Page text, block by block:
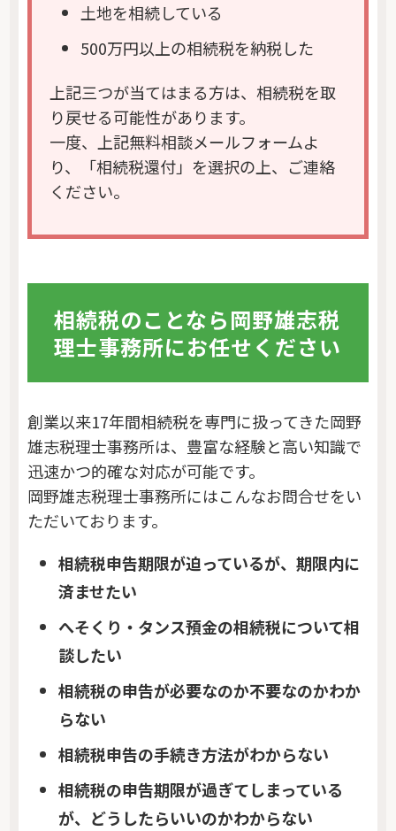
土地を相続している
500万円以上の相続税を納税した
上記三つが当てはまる方は、相続税を取
り戻せる可能性があります。
一度、上記無料相談メールフォームよ
り、「相続税還付」を選択の上、ご連絡
ください。
相続税のことなら岡野雄志税
理士事務所にお任せください
創業以来17年間相続税を専門に扱ってきた岡野
雄志税理士事務所は、豊富な経験と高い知識で
迅速かつ的確な対応が可能です。
岡野雄志税理士事務所にはこんなお問合せをい
ただいております。
相続税申告期限が迫っているが、期限内に
済ませたい
へそくり・タンス預金の相続税について相
談したい
相続税の申告が必要なのか不要なのかわか
らない
相続税申告の手続き方法がわからない
相続税の申告期限が過ぎてしまっている
が、どうしたらいいのかわからない